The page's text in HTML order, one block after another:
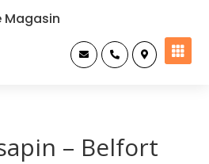
Magasin
   
– Belfort